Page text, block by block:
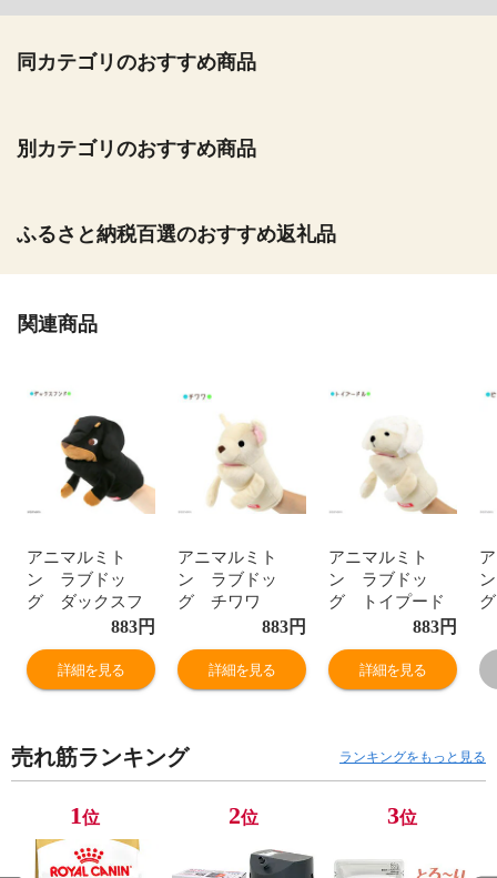
同カテゴリのおすすめ商品
別カテゴリのおすすめ商品
ふるさと納税百選のおすすめ返礼品
関連商品
アニマルミト
ン ラブドッ
グ ダックスフ
ント 犬 おも
ちゃ ミトン 関
東当日便
883円
詳細を見る
アニマルミト
ン ラブドッ
グ チワワ
犬 おもちゃ
ミトン 関東当日
便
883円
詳細を見る
アニマルミト
ン ラブドッ
グ トイプード
ル 犬 おもち
ゃ ミトン 関東
当日便
883円
詳細を見る
便
売れ筋ランキング ランキングをもっと見る
1位 2位 3位